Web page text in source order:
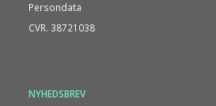
Persondata
CVR. 38721038
NYHEDSBREV